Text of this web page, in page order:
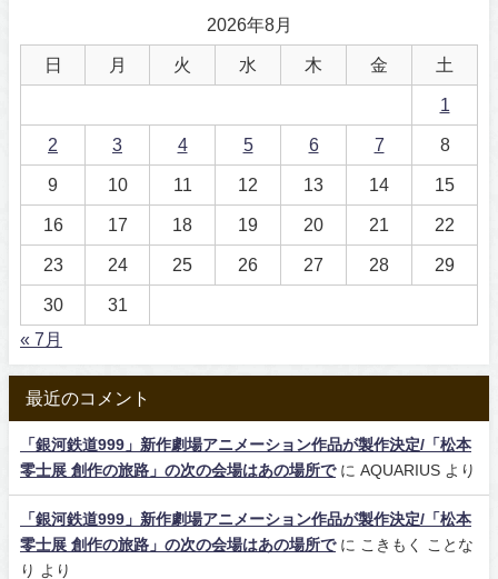
2026年8月
日 月 火 水 木 金 土
1
2 3 4 5 6 7 8
9 10 11 12 13 14 15
16 17 18 19 20 21 22
23 24 25 26 27 28 29
30
31
« 7月
最近のコメント
「銀河鉄道999」新作劇場アニメーション作品が製作決定/「松本
零士展 創作の旅路」の次の会場はあの場所でに AQUARIUS より
「銀河鉄道999」新作劇場アニメーション作品が製作決定/「松本
零士展 創作の旅路」の次の会場はあの場所でに
こきもく ことな
り
より